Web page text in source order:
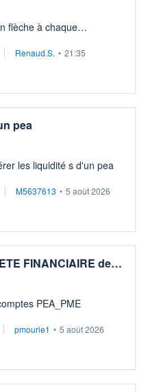
flèche à chaque
pour sa retraite.
Renaud.S. • 21:35
pea
les liquidité s d'un pea
M5637613 • 5 août 2026
FINANCIAIRE de…
aux comptes PEA_PME
pmourie1 • 5 août 2026